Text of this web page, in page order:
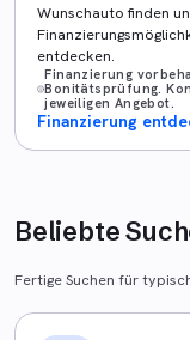
Wunschauto finden
entdecken.
Finanzierung
Bonitätsprüfung.
jeweiligen Angebot.
Finanzierung
Beliebte
Fertige Suchen für